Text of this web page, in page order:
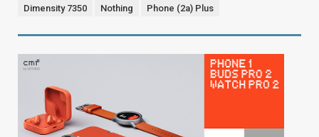
Dimensity 7350 Nothing Phone (2a) Plus